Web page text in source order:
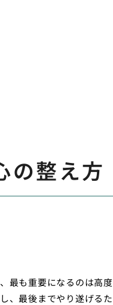
の整え方
最も重要になるのは高度
、最後までやり遂げるた